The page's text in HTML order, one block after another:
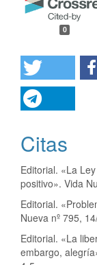
0
Citas
Editorial. «La
positivo». Vida
Editorial.
Nueva nº 795,
Editorial. «La
embargo,